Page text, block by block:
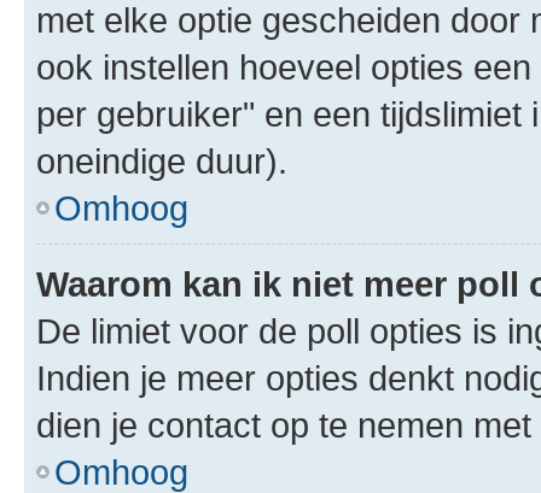
met elke optie gescheiden door
ook instellen hoeveel opties
per gebruiker" en een
oneindige duur).
Omhoog
Waarom kan ik niet meer poll
De limiet voor de poll opties is
Indien je meer opties denkt
dien je contact op te nemen
Omhoog